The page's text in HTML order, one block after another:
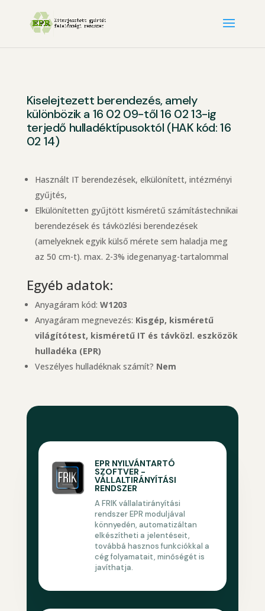
Kiselejtezett berendezés, amely
különbözik a 16 02 09-től 16 02 13-ig
terjedő hulladéktípusoktól (HAK kód: 16
02 14)
Használt IT berendezések, elkülönített, intézményi
gyűjtés,
Elkülönítetten gyűjtött kisméretű számítástechnikai
berendezések és távközlési berendezések
(amelyeknek egyik külső mérete sem haladja meg
az 50 cm-t). max. 2-3% idegenanyag-tartalommal
Egyéb adatok:
Anyagáram kód: W1203
Anyagáram megnevezés: Kisgép, kisméretű
világítótest, kisméretű IT és távközl. eszközök
hulladéka (EPR)
Veszélyes hulladéknak számít? Nem
EPR NYILVÁNTARTÓ
SZOFTVER -
VÁLLALTIRÁNYÍTÁSI
RENDSZER
A FRIK vállalatirányítási
rendszer EPR moduljával
könnyedén, automatizáltan
elkészítheti a jelentéseit,
továbbá hasznos funkciókkal a
cég folyamatait, minőségét is
javíthatja.